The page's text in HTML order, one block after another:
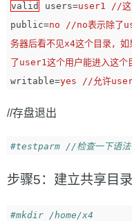
valid
users=user1 //这
public=no //no表示除了
务器后看不见x4这个目录，
了user1这个用户能进入这个
writable=yes //允许user1
//存盘退出
#testparm //检查一下语法
步骤5：建立共享目录
#mkdir /home/x4